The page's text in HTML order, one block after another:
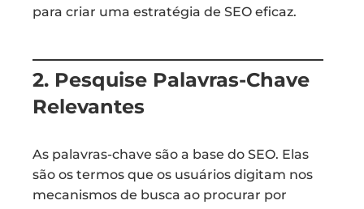
para criar uma estratégia de SEO eficaz.
2. Pesquise Palavras-Chave
Relevantes
As palavras-chave são a base do SEO. Elas
são os termos que os usuários digitam nos
mecanismos de busca ao procurar por